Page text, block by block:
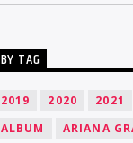
BY TAG
2019 2020 2021
ALBUM
ARIANA